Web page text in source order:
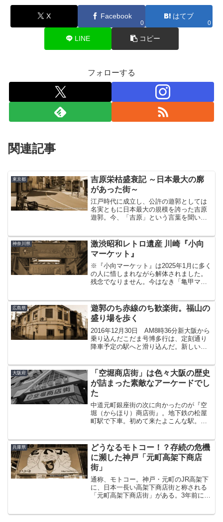
X Facebook
0
はてブ
0
LINE コピー
フォローする
関連記事
東京都
吉原栄枯盛衰記 ～日本最大の廓
があった街～
江戸時代に成立し、公許の遊郭としては
名実ともに日本最大の規模を誇った吉原
遊郭。今、「吉原」という言葉を聞いて
を持つことについては異を唱える者はい
ないであろう。そんなわけ...
神奈川県
激渋昭和レトロ遺産 川崎『小向
マーケット』
※『小向マーケット』は2025年1月に多く
の人に惜しまれながら解体されました。
残念でなりません。今はなき「亀甲マー
不文律であるかのごとき昭和遺産が、亀
甲マーケットから比...
広島県
遊郭のち赤線のち歓楽街。福山の
盛り場を歩く
2016年12月30日 AM8時36分新大阪から
乗り込んだこだま号博多行は、定刻通り
降車予定の駅へと滑り込んだ。新しい旅
らの新シリーズ。すでに半年も前の話に
なってしまっ...
大阪府
「空堀商店街」は色々大阪の歴史
が詰まった素敵なアーケードでし
た
中道元町銀座街の次に向かったのが『空
堀（からほり）商店街』。地下鉄の松屋
町駅で下車。初めて来たよこんな駅。。
商店街を知ったのはもうずいぶん前のこ
とで、石切参道商店街を知...
兵庫県
どうなるモトコー！？存続の危機
に瀕した神戸「元町高架下商店
街」
通称、モトコー。神戸・元町のJR高架下
に、日本一長い高架下商店街と称される
「元町高架下商店街」がある。3年前に訪